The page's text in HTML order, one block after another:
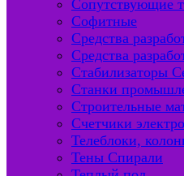
Сопутствующие
Софитные
Средства
Средства
Стабилизаторы
Станки
Строительные
Счетчики
Телеблоки,
Тены Спирали